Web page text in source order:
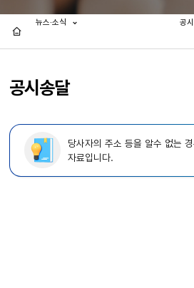
공시송달
뉴스·소식 공
당사자의 주소 등을 알수 없는
자료입니다.